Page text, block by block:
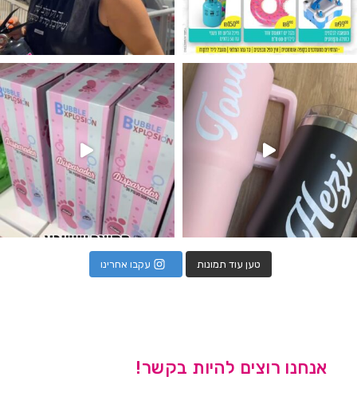
מטף לגילוי מין העובר חזר למלא
טען עוד תמונות עקבו אחרינו
אנחנו רוצים להיות בקשר!